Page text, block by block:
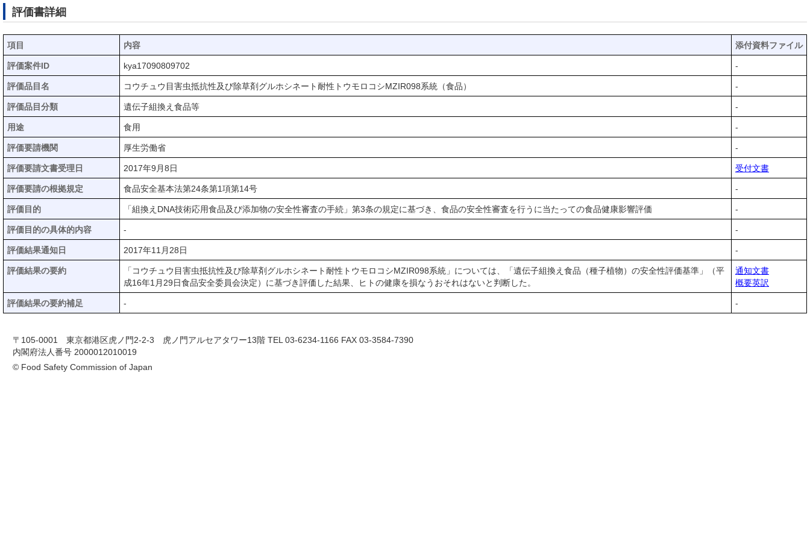
評価書詳細
項目 内容 添付資料ファイル
評価案件ID kya17090809702 -
評価品目名 コウチュウ目害虫抵抗性及び除草剤グルホシネート耐性トウモロコシMZIR098系統（食品） -
評価品目分類 遺伝子組換え食品等 -
用途 食用 -
評価要請機関 厚生労働省 -
評価要請文書受理日 2017年9月8日 受付文書
評価要請の根拠規定 食品安全基本法第24条第1項第14号 -
評価目的 「組換えDNA技術応用食品及び添加物の安全性審査の手続」第3条の規定に基づき、食品の安全性審査を行うに当たっての食品健康影響評価 -
評価目的の具体的内容 - -
評価結果通知日 2017年11月28日 -
評価結果の要約
「コウチュウ目害虫抵抗性及び除草剤グルホシネート耐性トウモロコシMZIR098系統」については、「遺伝子組換え食品（種子植物）の安全性評価基準」（平
成16年1月29日食品安全委員会決定）に基づき評価した結果、ヒトの健康を損なうおそれはないと判断した。
通知文書
概要英訳
評価結果の要約補足 - -
〒105-0001 東京都港区虎ノ門2-2-3 虎ノ門アルセアタワー13階 TEL 03-6234-1166 FAX 03-3584-7390
内閣府法人番号 2000012010019
© Food Safety Commission of Japan